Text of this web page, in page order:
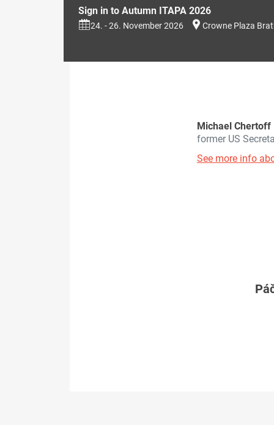
Sign in to Autumn ITAPA 2026
24. - 26. November 2026 Crowne Plaza
Michael Chertoff
former US
See more info